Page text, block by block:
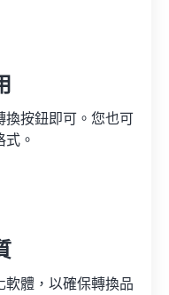
按鈕即可。您也可
。
體，以確保轉換品